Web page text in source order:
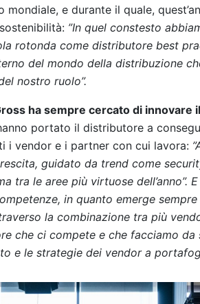
e durante il quale,
”In quel constesto
rotonda come distributore best
del mondo della distribuzione
nostro ruolo”.
ha sempre cercato di innovare
portato il distributore a
i vendor e i partner con cui lavora:
guidato da trend come
tra le aree più virtuose dell’anno”.
in quanto emerge
la combinazione tra più
che ci compete e che facciamo da
e le strategie dei vendor a